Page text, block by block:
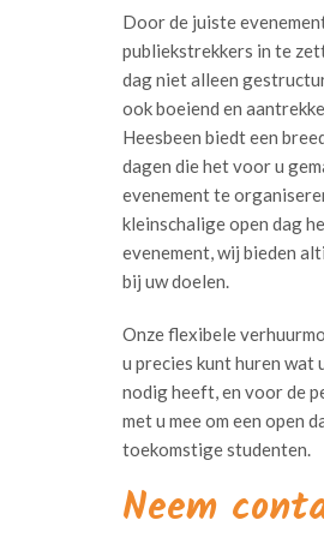
Door de juiste
publiekstrekkers in te
dag niet alleen
ook boeiend en
Heesbeen biedt een
dagen die het voor u
evenement te
kleinschalige open dag
evenement, wij bieden
bij uw doelen.
Onze flexibele
u precies kunt huren wat
nodig heeft, en voor de
met u mee om een open
toekomstige studenten.
Neem